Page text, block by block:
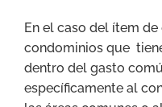
En el caso del ítem
condominios que
dentro del gasto
específicamente al